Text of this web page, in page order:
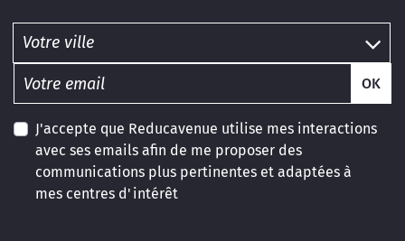
OK
J'accepte que Reducavenue utilise mes interactions
avec ses emails afin de me proposer des
communications plus pertinentes et adaptées à
mes centres d'intérêt